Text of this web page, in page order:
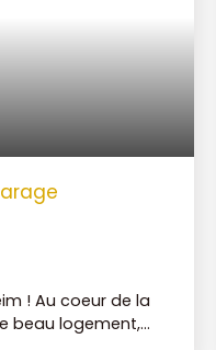
! Au coeur de la
beau logement,